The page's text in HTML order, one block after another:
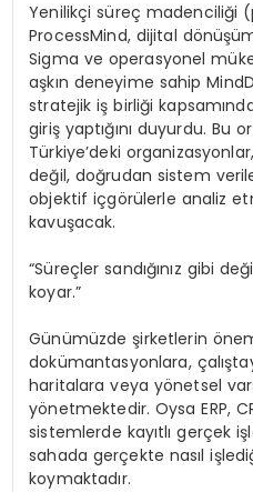
Yenilikçi süreç madenciliği
ProcessMind, dijital
Sigma ve operasyonel
aşkın deneyime sahip
stratejik iş birliği
giriş yaptığını duyurdu. Bu
Türkiye’deki
değil, doğrudan sistem
objektif içgörülerle analiz
kavuşacak.
“Süreçler sandığınız gibi
koyar.”
Günümüzde şirketlerin
dokümantasyonlara,
haritalara veya yönetsel
yönetmektedir. Oysa ERP,
sistemlerde kayıtlı gerçek
sahada gerçekte nasıl
koymaktadır.